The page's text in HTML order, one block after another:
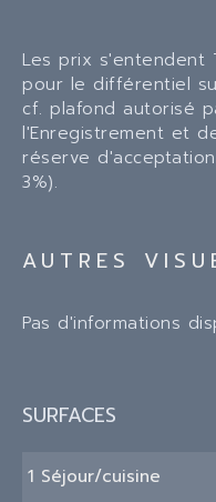
Les prix s'entendent
pour le différentiel
cf. plafond autorisé
l'Enregistrement et
réserve
3%).
AUTRES
Pas d'informations
SURFACES
1 Séjour/cuisine